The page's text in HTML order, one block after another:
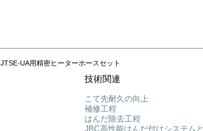
JTSE-UA用精密ヒーターホースセット
技術関連
こて先耐久の向上
補修工程
はんだ除去工程
JBC高性能はんだ付けシステムと